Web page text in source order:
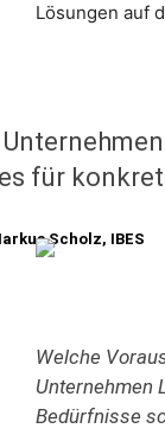
Lösungen auf
für
Scholz, IBES
Welche
Unternehmen
Bedürfnisse